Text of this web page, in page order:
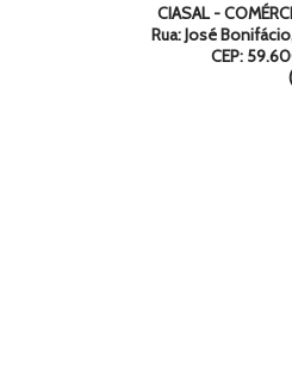
CIASAL -
Rua: José
CEP: